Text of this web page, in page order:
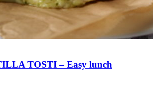
TOSTI – Easy lunch